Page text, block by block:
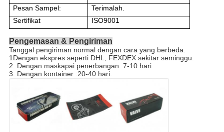
Pesan Sampel:
Terimalah.
Sertifikat
ISO9001
Pengemasan & Pengiriman
Tanggal pengiriman normal dengan cara yang berbeda.
1Dengan ekspres seperti DHL, FEXDEX sekitar seminggu.
2. Dengan maskapai penerbangan: 7-10 hari.
3. Dengan kontainer :20-40 hari.